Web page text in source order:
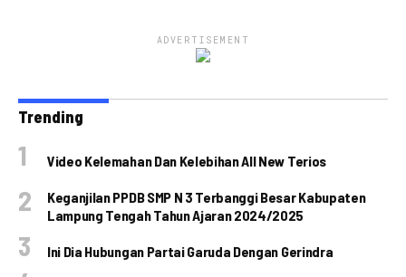
ADVERTISEMENT
Trending
Video Kelemahan Dan Kelebihan All New Terios
Keganjilan PPDB SMP N 3 Terbanggi Besar Kabupaten
Lampung Tengah Tahun Ajaran 2024/2025
Ini Dia Hubungan Partai Garuda Dengan Gerindra